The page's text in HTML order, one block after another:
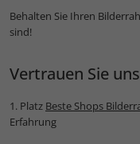
Behalten Sie Ihren
sind!
Vertrauen Sie uns
1. Platz Beste Shops
Erfahrung